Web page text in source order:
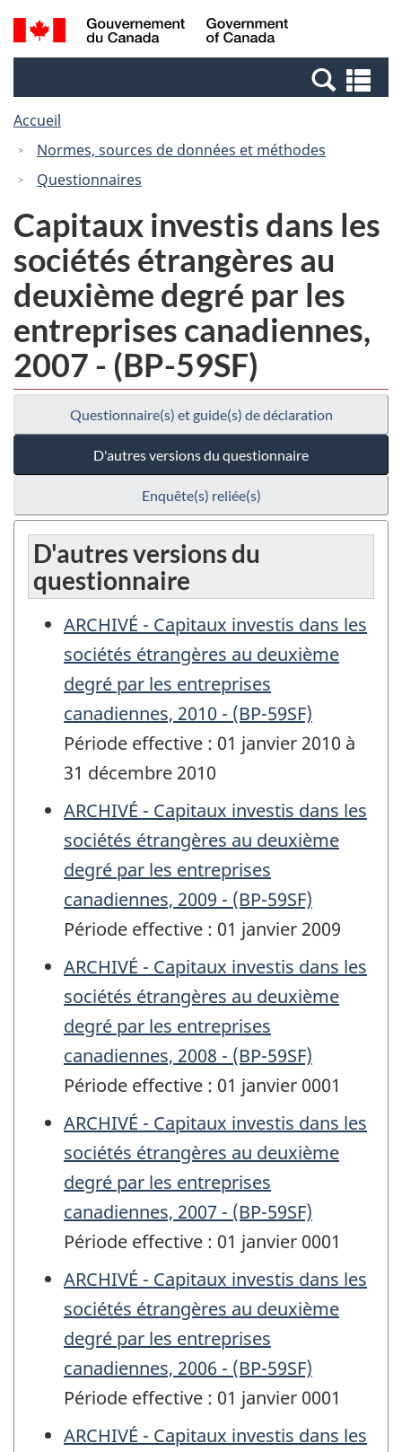
Passer
au
Passer
à
Canada
Recherche
et
et
Accueil
Normes, sources de données et méthodes
Questionnaires
Capitaux investis dans les
sociétés étrangères au
deuxième degré par les
entreprises canadiennes,
2007 - (BP-59SF)
Questionnaire(s) et guide(s) de déclaration
D'autres versions du questionnaire
Enquête(s) reliée(s)
D'autres versions du
questionnaire
ARCHIVÉ - Capitaux investis dans les
sociétés étrangères au deuxième
degré par les entreprises
canadiennes, 2010 - (BP-59SF)
Période effective : 01 janvier 2010 à
31 décembre 2010
ARCHIVÉ - Capitaux investis dans les
sociétés étrangères au deuxième
degré par les entreprises
canadiennes, 2009 - (BP-59SF)
Période effective : 01 janvier 2009
ARCHIVÉ - Capitaux investis dans les
sociétés étrangères au deuxième
degré par les entreprises
canadiennes, 2008 - (BP-59SF)
Période effective : 01 janvier 0001
ARCHIVÉ - Capitaux investis dans les
sociétés étrangères au deuxième
degré par les entreprises
canadiennes, 2007 - (BP-59SF)
Période effective : 01 janvier 0001
ARCHIVÉ - Capitaux investis dans les
sociétés étrangères au deuxième
degré par les entreprises
canadiennes, 2006 - (BP-59SF)
Période effective : 01 janvier 0001
ARCHIVÉ - Capitaux investis dans les